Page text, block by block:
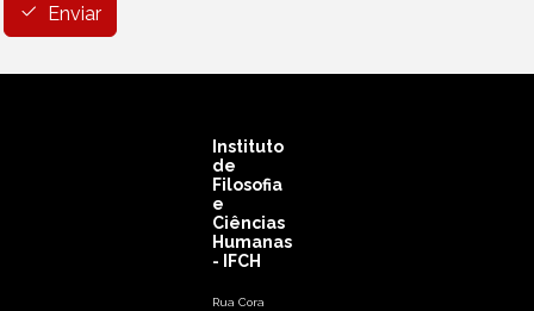
Enviar
Instituto
de
Filosofia
e
Ciências
Humanas
- IFCH
Rua Cora